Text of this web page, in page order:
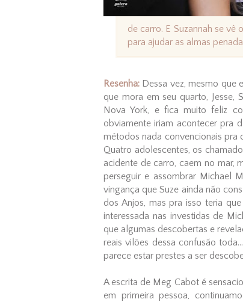
de carro. E Suzannah se vê
para ajudar as almas
Resenha: Dessa vez, mesmo que
que mora em seu quarto, Jesse,
Nova York, e fica muito feliz
obviamente iriam acontecer pra
métodos nada convencionais
Quatro adolescentes, os
acidente de carro, caem no mar,
perseguir e assombrar Michael
vingança que Suze ainda não
dos Anjos, mas pra isso teria
interessada nas investidas de
que algumas descobertas e
reais vilões dessa confusão
parece estar prestes a ser
A escrita de Meg Cabot é
em primeira pessoa,